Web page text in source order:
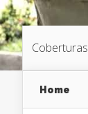
Coberturas
Home